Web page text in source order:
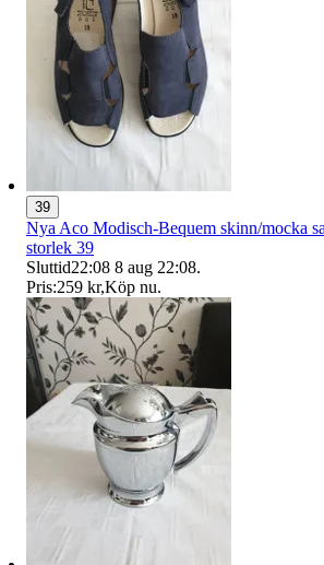
39
Nya Aco Modisch-Bequem skinn/mocka
storlek 39
Sluttid22:08 8 aug 22:08.
Pris:259 kr,Köp nu.